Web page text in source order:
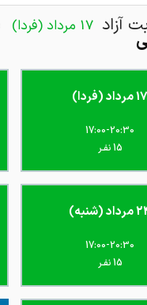
آزاد 17 مرداد (فردا)
(فردا)
17:00-20:30
15 نفـر
(شنبه)
17:00-20:30
15 نفـر